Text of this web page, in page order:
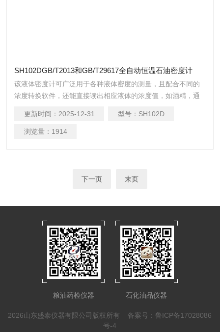
SH102DGB/T2013和GB/T29617全自动恒温石油密度计
该液体密度计可广泛用于各种液体密度的测量，且配合不同的
浓度转换软件，还能直接读出相应液体的浓度值，如酒精，通
GB/T2013和GB/T29617全自动恒温石油密度计
更新时间： 2025-12-31 型号： SH102D
浏览量： 1914
下一页 末页
粮油药检仪器 石化油品仪器
2026山东盛泰仪器有限公司版权所有 备案号：鲁ICP备17028086
号-4